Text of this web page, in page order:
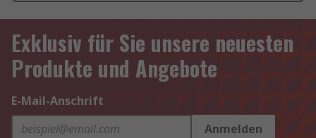
Exklusiv für Sie unsere neuesten
Produkte und Angebote
E-Mail-Anschrift
Anmelden